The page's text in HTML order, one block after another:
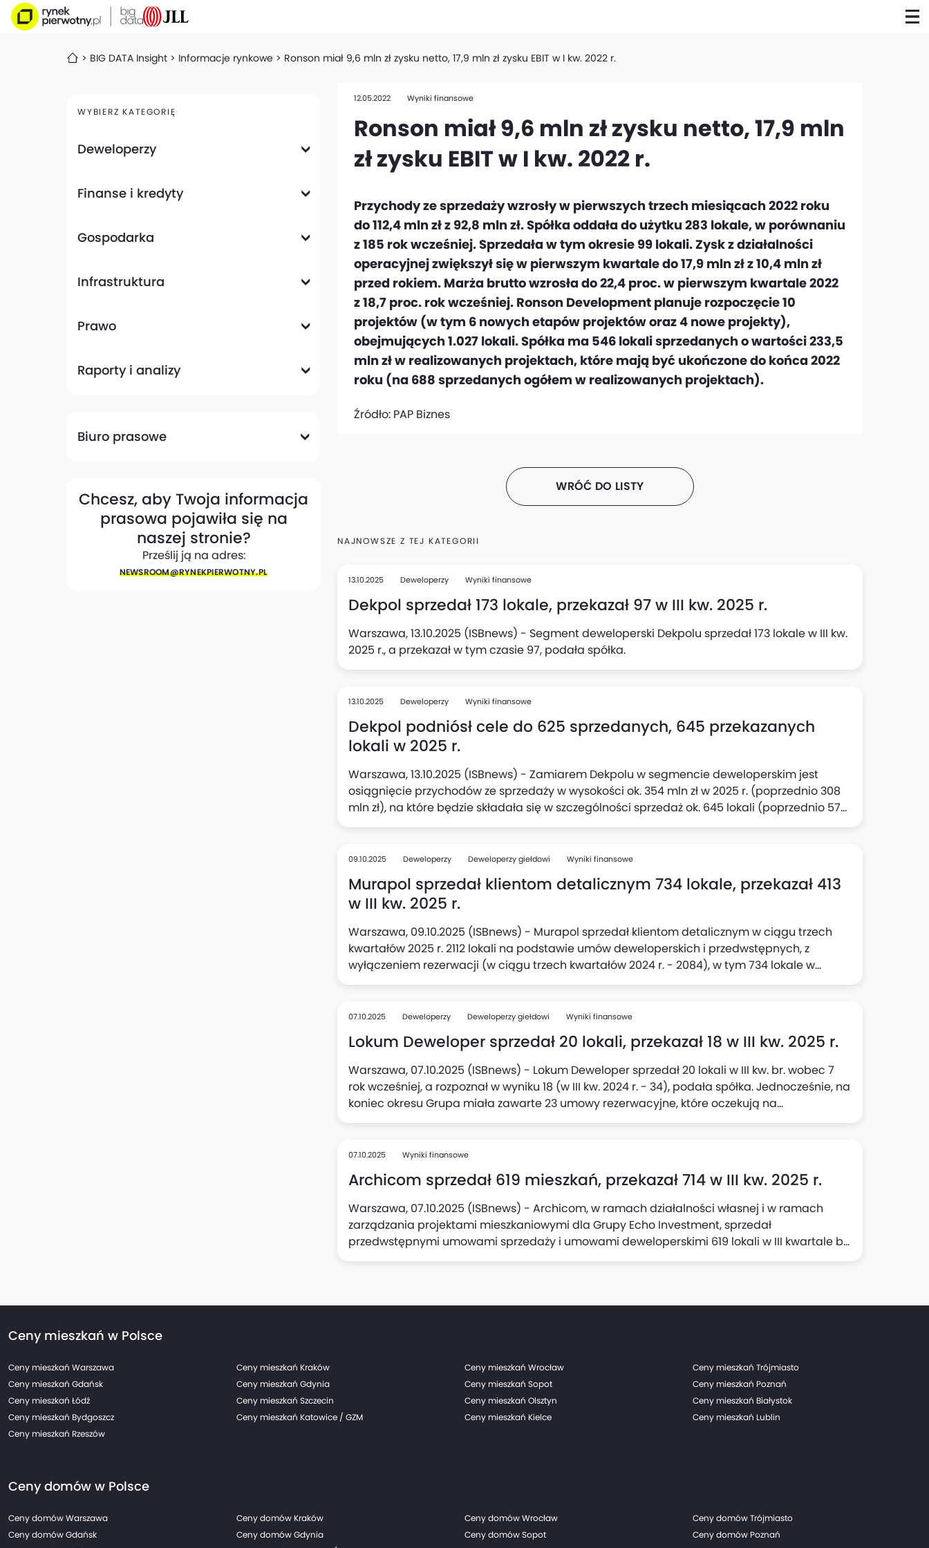
BIG DATA Insight Informacje rynkowe Ronson miał 9,6 mln zł zysku netto, 17,9 mln zł zysku EBIT w I kw. 2022 r.
WYBIERZ KATEGORIĘ
Deweloperzy
Finanse i kredyty
Gospodarka
Infrastruktura
Prawo
Raporty i analizy
Biuro prasowe
Chcesz, aby Twoja informacja
prasowa pojawiła się na
naszej stronie?
Prześlij ją na adres:
NEWSROOM@​RYNEKPIERWOTNY.PL
12.05.2022 Wyniki finansowe
Ronson miał 9,6 mln zł zysku netto, 17,9 mln
zł zysku EBIT w I kw. 2022 r.
Przychody ze sprzedaży wzrosły w pierwszych trzech miesiącach 2022 roku
do 112,4 mln zł z 92,8 mln zł. Spółka oddała do użytku 283 lokale, w porównaniu
z 185 rok wcześniej. Sprzedała w tym okresie 99 lokali. Zysk z działalności
operacyjnej zwiększył się w pierwszym kwartale do 17,9 mln zł z 10,4 mln zł
przed rokiem. Marża brutto wzrosła do 22,4 proc. w pierwszym kwartale 2022
z 18,7 proc. rok wcześniej. Ronson Development planuje rozpoczęcie 10
projektów (w tym 6 nowych etapów projektów oraz 4 nowe projekty),
obejmujących 1.027 lokali. Spółka ma 546 lokali sprzedanych o wartości 233,5
mln zł w realizowanych projektach, które mają być ukończone do końca 2022
roku (na 688 sprzedanych ogółem w realizowanych projektach).
Źródło: PAP Biznes
WRÓĆ DO LISTY
NAJNOWSZE Z TEJ KATEGORII
13.10.2025 Deweloperzy Wyniki finansowe
Dekpol sprzedał 173 lokale, przekazał 97 w III kw. 2025 r.
Warszawa, 13.10.2025 (ISBnews) - Segment deweloperski Dekpolu sprzedał 173 lokale w III kw.
2025 r., a przekazał w tym czasie 97, podała spółka.
13.10.2025 Deweloperzy Wyniki finansowe
Dekpol podniósł cele do 625 sprzedanych, 645 przekazanych
lokali w 2025 r.
Warszawa, 13.10.2025 (ISBnews) - Zamiarem Dekpolu w segmencie deweloperskim jest
osiągnięcie przychodów ze sprzedaży w wysokości ok. 354 mln zł w 2025 r. (poprzednio 308
mln zł), na które będzie składała się w szczególności sprzedaż ok. 645 lokali (poprzednio 570
lokali) rozpoznana w wyniku finansowym, natomiast aktualny cel w odniesieniu do
wynosi 625 lokali (poprzednio 510 lokali), podała spółka.
09.10.2025 Deweloperzy Deweloperzy giełdowi Wyniki finansowe
Murapol sprzedał klientom detalicznym 734 lokale, przekazał 413
w III kw. 2025 r.
Warszawa, 09.10.2025 (ISBnews) - Murapol sprzedał klientom detalicznym w ciągu trzech
kwartałów 2025 r. 2112 lokali na podstawie umów deweloperskich i przedwstępnych, z
wyłączeniem rezerwacji (w ciągu trzech kwartałów 2024 r. - 2084), w tym 734 lokale w
samym III kwartale wobec 692 rok wcześniej. Ponadto, na koniec okresu Grupa posiadała
sprzedaż netto do klientów detalicznych za trzy kwartały 2025 r. wyniosła 2237 - umowy
deweloperskie, przedwstępne oraz opłacone umowy rezerwacyjne, po wyeliminowaniu
rezygnacji (za trzy kwartały 2024 r. - 2234), podała spółka.
07.10.2025 Deweloperzy Deweloperzy giełdowi Wyniki finansowe
Lokum Deweloper sprzedał 20 lokali, przekazał 18 w III kw. 2025 r.
Warszawa, 07.10.2025 (ISBnews) - Lokum Deweloper sprzedał 20 lokali w III kw. br. wobec 7
rok wcześniej, a rozpoznał w wyniku 18 (w III kw. 2024 r. - 34), podała spółka. Jednocześnie, na
koniec okresu Grupa miała zawarte 23 umowy rezerwacyjne, które oczekują na
przekształcenie w umowy przedwstępne lub deweloperskie.
07.10.2025 Wyniki finansowe
Archicom sprzedał 619 mieszkań, przekazał 714 w III kw. 2025 r.
Warszawa, 07.10.2025 (ISBnews) - Archicom, w ramach działalności własnej i w ramach
zarządzania projektami mieszkaniowymi dla Grupy Echo Investment, sprzedał
przedwstępnymi umowami sprzedaży i umowami deweloperskimi 619 lokali w III kwartale br.
(z czego 95 umów to bezpośrednio sprzedaż Grupy Echo realizowana przez Grupę
Grupy Echo realizowane przez Grupę Archicom), w porównaniu do 341 lokali przekazanych w
Ceny mieszkań w Polsce
Ceny mieszkań Warszawa Ceny mieszkań Kraków Ceny mieszkań Wrocław
Ceny mieszkań Trójmiasto
Ceny mieszkań Gdańsk
Ceny mieszkań Gdynia Ceny mieszkań Sopot
Ceny mieszkań Poznań
Ceny mieszkań Łódź
Ceny mieszkań Szczecin Ceny mieszkań Olsztyn
Ceny mieszkań Białystok
Ceny mieszkań Bydgoszcz
Ceny mieszkań Katowice / GZM Ceny mieszkań Kielce
Ceny mieszkań Lublin
Ceny mieszkań Rzeszów
Ceny domów w Polsce
Ceny domów Warszawa Ceny domów Kraków Ceny domów Wrocław
Ceny domów Trójmiasto
Ceny domów Gdańsk
Ceny domów Gdynia Ceny domów Sopot
Ceny domów Poznań